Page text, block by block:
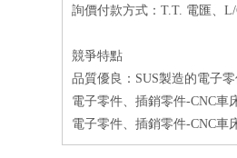
詢價付款方式：T.T. 電匯、
競爭特點
品質優良：SUS製造的電子
電子零件、插銷零件-CNC車
電子零件、插銷零件-CNC車